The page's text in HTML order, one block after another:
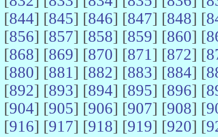
[844] [845] [846] [847] [848] [
[856] [857] [858] [859] [860] [
[868] [869] [870] [871] [872] [
[880] [881] [882] [883] [884] [
[892] [893] [894] [895] [896] [
[904] [905] [906] [907] [908] [
[916] [917] [918] [919] [920] [